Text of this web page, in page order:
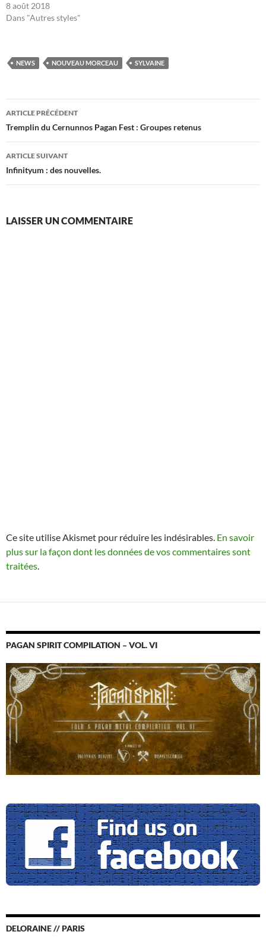
8 août 2018
Dans "Autres styles"
NEWS NOUVEAU MORCEAU SYLVAINE
Navigation
des
articles
ARTICLE PRÉCÉDENT
Tremplin du Cernunnos Pagan Fest : Groupes retenus
ARTICLE SUIVANT
Infinityum : des nouvelles.
LAISSER UN COMMENTAIRE
Ce site utilise Akismet pour réduire les indésirables. En savoir
plus sur la façon dont les données de vos commentaires sont
traitées.
PAGAN SPIRIT COMPILATION – VOL. VI
DELORAINE // PARIS